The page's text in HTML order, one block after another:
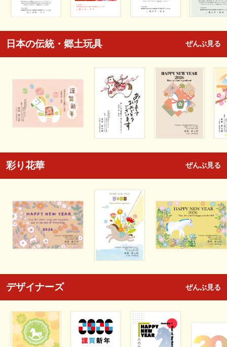
日本の伝統・郷土玩具 ぜんぶ見る
彩り花華 ぜんぶ見る
デザイナーズ ぜんぶ見る